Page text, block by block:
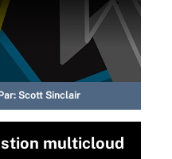
Par: Scott Sinclair
multicloud